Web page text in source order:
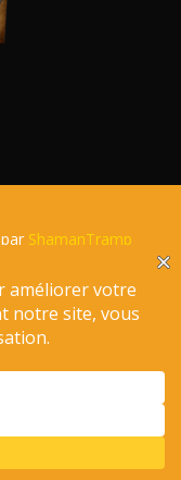
par ShamanTramp